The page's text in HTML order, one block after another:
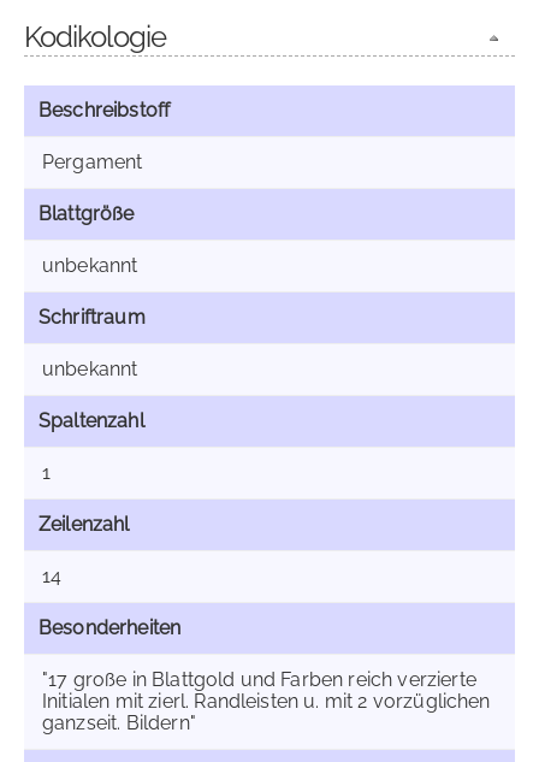
Kodikologie
Beschreibstoff
Pergament
Blattgröße
unbekannt
Schriftraum
unbekannt
Spaltenzahl
1
Zeilenzahl
14
Besonderheiten
"17 große in Blattgold und Farben reich verzierte
Initialen mit zierl. Randleisten u. mit 2 vorzüglichen
ganzseit. Bildern"